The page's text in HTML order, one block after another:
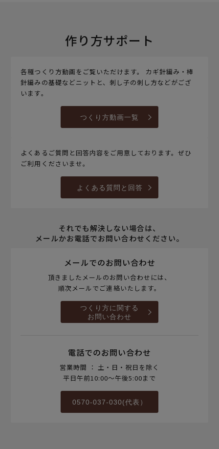
作り方サポート
各種つくり方動画をご覧いただけます。 カギ針編み・棒
針編みの基礎などニットと、刺し子の刺し方などがござ
います。
つくり方動画一覧
よくあるご質問と回答内容をご用意しております。ぜひ
ご利用くださいませ。
よくある質問と回答
それでも解決しない場合は、
メールかお電話でお問い合わせください。
メールでのお問い合わせ
頂きましたメールのお問い合わせには、
順次メールでご連絡いたします。
つくり方に関する
お問い合わせ
電話でのお問い合わせ
営業時間 ： 土・日・祝日を除く
平日午前10:00～午後5:00まで
0570-037-030(代表）